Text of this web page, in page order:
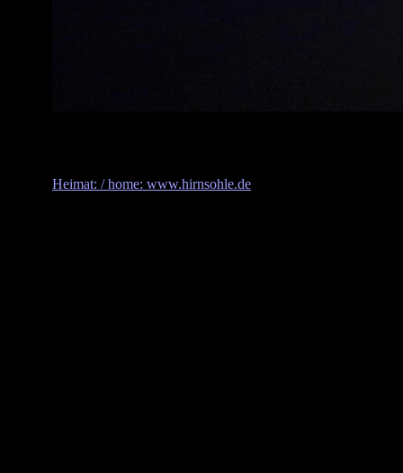
Heimat: / home: www.hirnsohle.de